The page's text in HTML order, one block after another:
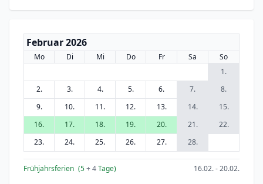
Februar 2026
Mo Di Mi Do Fr Sa
So
1.
2.
3. 4. 5. 6. 7.
8.
9.
10. 11. 12. 13. 14.
15.
16.
17. 18. 19. 20. 21.
22.
23.
24. 25. 26. 27. 28.
Frühjahrsferien (5+ 4Tage) 16.02. - 20.02.